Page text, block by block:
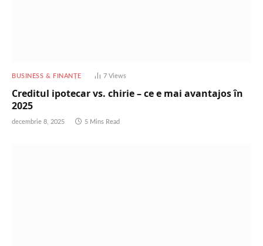
BUSINESS & FINANȚE 7 Views
Creditul ipotecar vs. chirie – ce e mai avantajos în
2025
decembrie 8, 2025 5 Mins Read